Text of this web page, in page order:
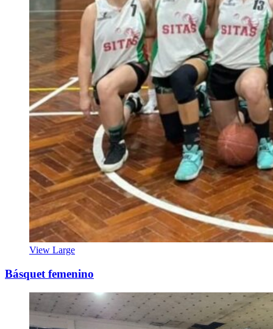
View Large
Básquet femenino